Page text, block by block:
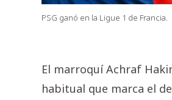
PSG ganó en la Ligue 1 de Francia.
El marroquí Achraf
habitual que marca el